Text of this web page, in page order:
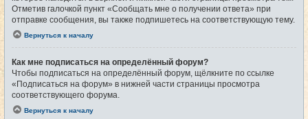
Отметив галочкой пункт «Сообщать мне о получении ответа» при
отправке сообщения, вы также подпишетесь на соответствующую тему.
Вернуться к началу
Как мне подписаться на определённый форум?
Чтобы подписаться на определённый форум, щёлкните по ссылке
«Подписаться на форум» в нижней части страницы просмотра
соответствующего форума.
Вернуться к началу